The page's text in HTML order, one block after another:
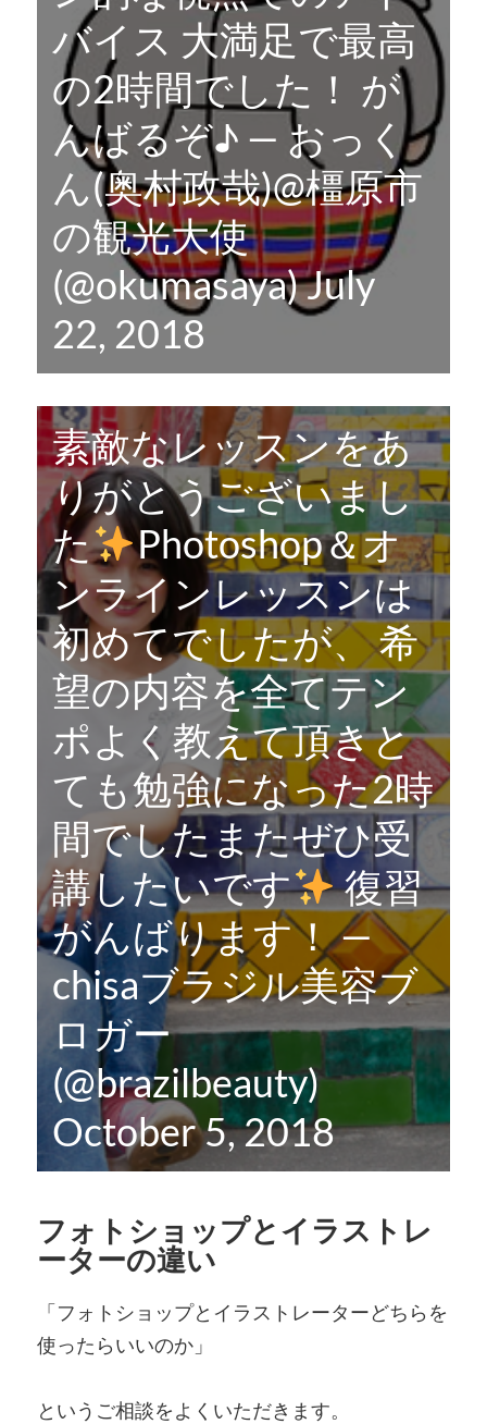
バイス 大満足で最高
の2時間でした！ が
んばるぞ♪ — おっく
ん(奥村政哉)@橿原市
の観光大使
(@okumasaya)July
22, 2018
素敵なレッスンをあ
りがとうございまし
た
Photoshop＆オ
ンラインレッスンは
初めてでしたが、 希
望の内容を全てテン
ポよく教えて頂きと
ても勉強になった2時
間でしたまたぜひ受
講したいです
復習
がんばります！ —
chisaブラジル美容ブ
ロガー
(@brazilbeauty)
October 5, 2018
フォトショップとイラストレ
ーターの違い
「フォトショップとイラストレーターどちらを
使ったらいいのか」
というご相談をよくいただきます。